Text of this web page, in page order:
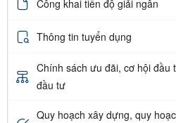
Công khai tiến độ giải ngân
Thông tin tuyển dụng
Chính sách ưu đãi, cơ hội đầu
đầu tư
Quy hoạch xây dựng, quy